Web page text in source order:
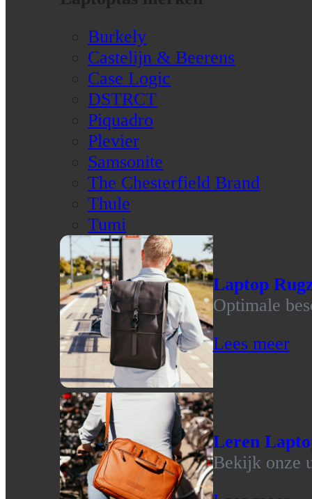
Burkely
Castelijn & Beerens
Case Logic
DSTRCT
Piquadro
Plevier
Samsonite
The Chesterfield Brand
Thule
Tumi
Laptop
Optimale
Lees meer
Leren
Bekijk onze